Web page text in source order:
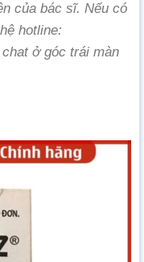
của bác sĩ. Nếu có
hotline:
ở góc trái màn